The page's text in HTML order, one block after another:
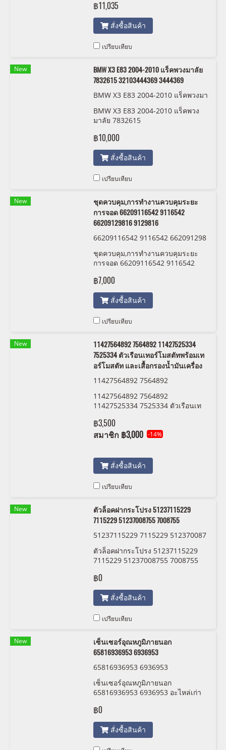
฿11,035
สั่งซื้อสินค้า
เปรียบเทียบ
New
BMW X3 E83 2004-2010 แร็คพวงมาลัย
7832615 32103444369 3444369
BMW X3 E83 2004-2010 แร็คพวงมา
ลัย 7832615 32103444369 344436
9
BMW X3 E83 2004-2010 แร็คพวง
มาลัย 7832615
฿10,000
สั่งซื้อสินค้า
เปรียบเทียบ
New
ชุดควบคุม,การทำงานควบคุมระยะ
การจอด 66209116542 9116542
66209129816 9129816
66209116542 9116542 662091298
ชุดควบคุม,การทำงานควบคุมระยะ
การจอด 66209116542 9116542
฿7,000
สั่งซื้อสินค้า
เปรียบเทียบ
New
11427564892 7564892 11427525334
7525334 ตัวเรือนเทอร์โมสตัทพร้อมเท
อร์โมสตัท และเสื้อกรองน้ำมันเครื่อง
11427564892 7564892
11427564892 7564892
11427525334 7525334 ตัวเรือนเท
กรองน้ำมันเครื่อง
฿3,500
สมาชิก ฿3,000 -14%
สั่งซื้อสินค้า
เปรียบเทียบ
New
ตัวล็อคฝากระโปรง 51237115229
7115229 51237008755 7008755
51237115229 7115229 512370087
55 7008755
ตัวล็อคฝากระโปรง 51237115229
7115229 51237008755 7008755
฿0
สั่งซื้อสินค้า
เปรียบเทียบ
New
เซ็นเซอร์อุณหภูมิภายนอก
65816936953 6936953
65816936953 6936953
เซ็นเซอร์อุณหภูมิภายนอก
65816936953 6936953 อะไหล่เก่า
พร้อมใช้งาน
฿0
สั่งซื้อสินค้า